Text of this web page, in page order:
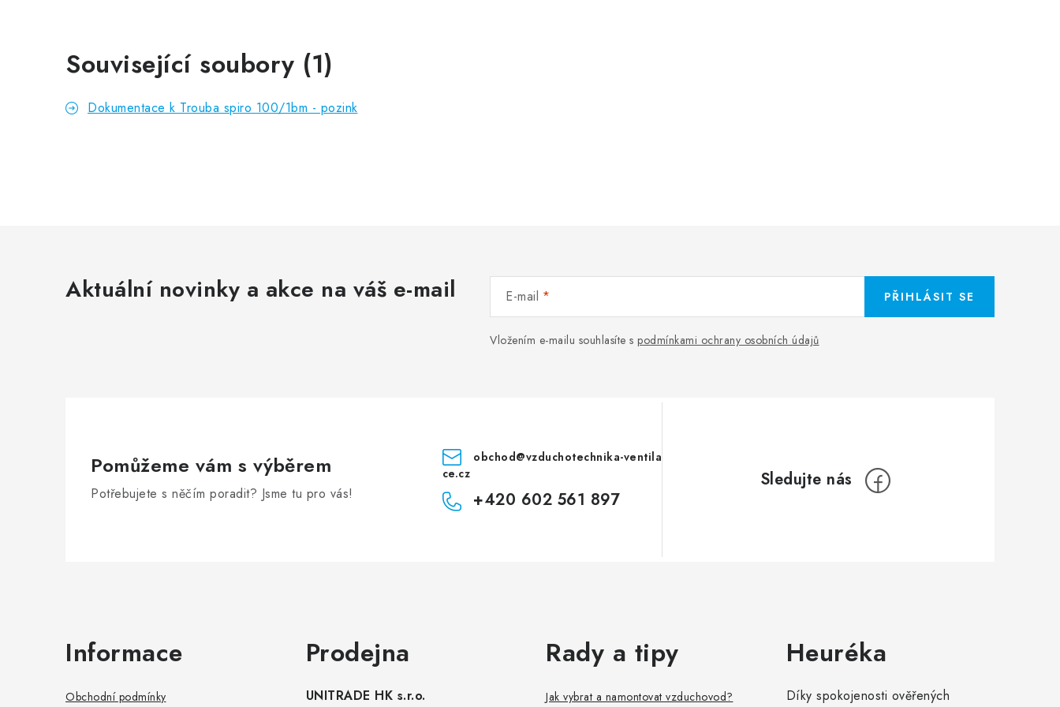
Související soubory (1)
Dokumentace k Trouba spiro 100/1bm - pozink
Aktuální novinky a akce na váš e-mail E-mail
Vložením e-mailu souhlasíte s podmínkami ochrany osobních údajů
PŘIHLÁSIT SE
Pomůžeme vám s výběrem
Potřebujete s něčím poradit? Jsme tu pro vás!
obchod@vzduchotechnika-ventila
ce.cz
+420 602 561 897
Informace
Obchodní podmínky
Prodejna
UNITRADE HK s.r.o.
Rady a tipy
Jak vybrat a namontovat vzduchovod?
Heuréka
Díky spokojenosti ověřených